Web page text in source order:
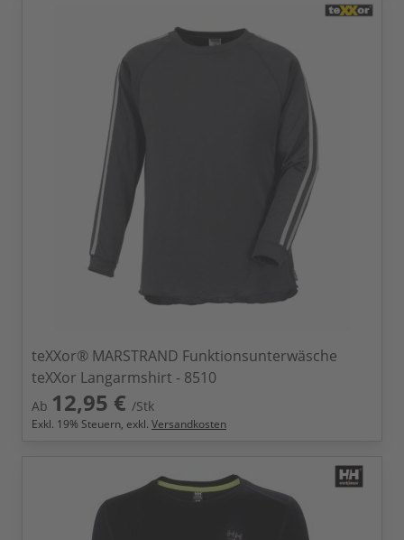
teXXor® MARSTRAND Funktionsunterwäsche
teXXor Langarmshirt - 8510
Ab 12,95 € /Stk
Exkl. 19% Steuern, exkl. Versandkosten